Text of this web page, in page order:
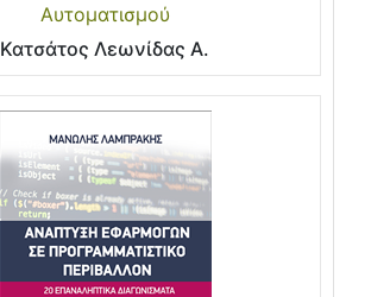
Αυτοματισμού
Κατσάτος Λεωνίδας Α.